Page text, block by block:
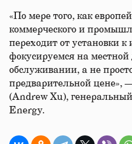
«По мере того, как
коммерческого и
переходит от установки
фокусируемся на
обслуживании, а не
предварительной цене»,
(Andrew Xu),
Energy.